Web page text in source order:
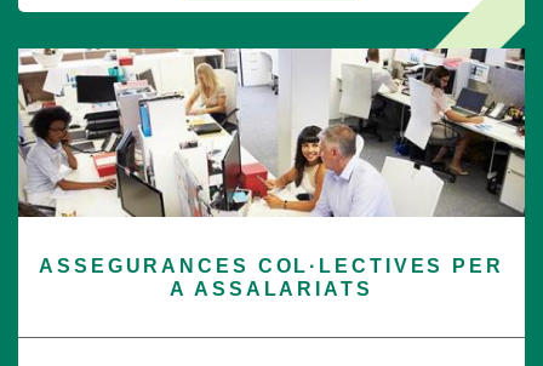
ASSEGURANCES COL·LECTIVES PER
A ASSALARIATS